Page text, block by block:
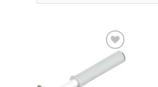
Add to
Wishlist